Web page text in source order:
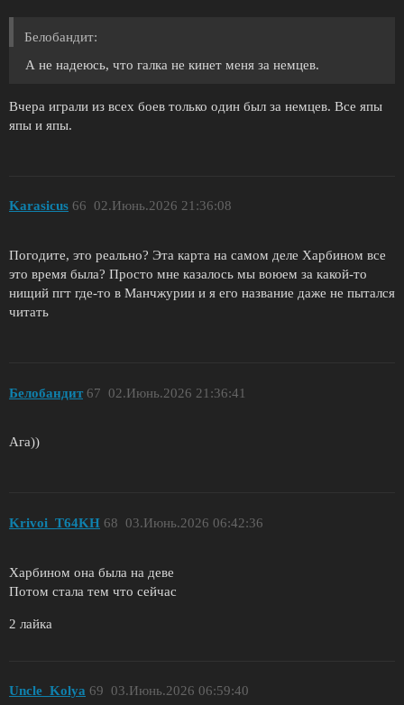
Белобандит:
А не надеюсь, что галка не кинет меня за немцев.
Вчера играли из всех боев только один был за немцев. Все япы
япы и япы.
Karasicus 02.Июнь.2026 21:36:08
66
Погодите, это реально? Эта карта на самом деле Харбином все
это время была? Просто мне казалось мы воюем за какой-то
нищий пгт где-то в Манчжурии и я его название даже не пытался
читать
Белобандит 02.Июнь.2026 21:36:41
67
Ага))
Krivoi_T64KH 03.Июнь.2026 06:42:36
68
Харбином она была на деве
Потом стала тем что сейчас
2 лайка
Uncle_Kolya 03.Июнь.2026 06:59:40
69